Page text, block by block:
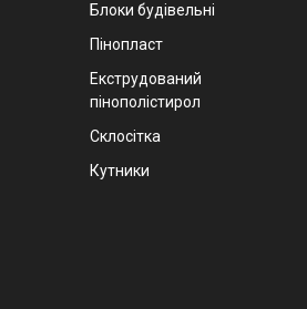
Блоки будівельні
Пінопласт
Екструдований
пінополістирол
Склосітка
Кутники